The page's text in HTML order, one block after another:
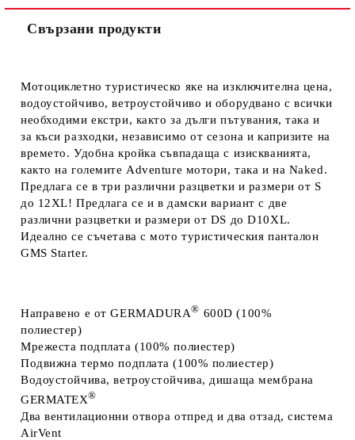
Ние ще се свържем с вас в рамките на работния ден.
Свързани продукти
Мотоциклетно туристическо яке на изключителна цена,
водоустойчиво, ветроустойчиво и оборудвано с всички
необходими екстри, както за дълги пътувания, така и
за къси разходки, независимо от сезона и капризите на
времето. Удобна кройка съвпадаща с изискванията,
както на големите Adventure мотори, така и на Naked.
Предлага се в три различни разцветки и размери от S
до 12XL! Предлага се и в дамски вариант с две
различни разцветки и размери от DS до D10XL.
Идеално се съчетава с мото туристическия панталон
GMS Starter.
Направено е от GERMADURA® 600D (100%
полиестер)
Мрежеста подплата(100% полиестер)
Подвижна термо подплата(100% полиестер)
Водоустойчива, ветроустойчива, дишаща мембрана
GERMATEX®
Два вентилационни отвора отпред и два отзад, система
AirVent